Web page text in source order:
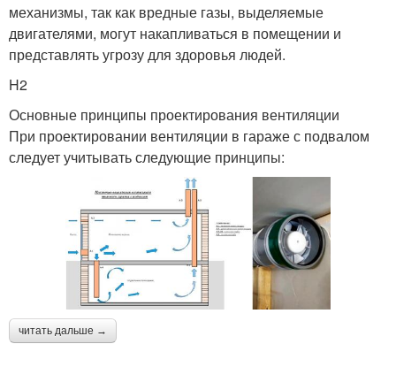
механизмы, так как вредные газы, выделяемые
двигателями, могут накапливаться в помещении и
представлять угрозу для здоровья людей.
H2
Основные принципы проектирования вентиляции
При проектировании вентиляции в гараже с подвалом
следует учитывать следующие принципы:
читать дальше →